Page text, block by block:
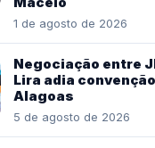
1 de agosto de 2026
Negociação entre
Lira adia
Alagoas
5 de agosto de 2026